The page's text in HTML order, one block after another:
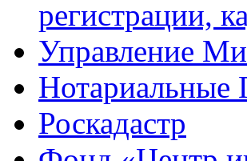
регистрации,
Управление
Нотариальные
Роскадастр